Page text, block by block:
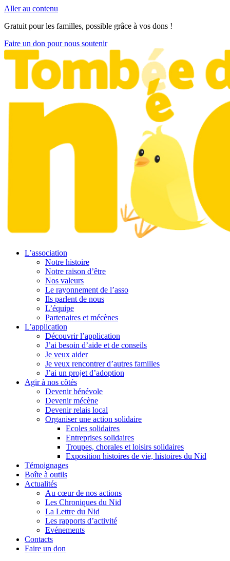
Aller au contenu
Gratuit pour les familles, possible grâce à vos dons !
Faire un don pour nous soutenir
L’association
Notre histoire
Notre raison d’être
Nos valeurs
Le rayonnement de l’asso
Ils parlent de nous
L’équipe
Partenaires et mécènes
L’application
Découvrir l’application
J’ai besoin d’aide et de conseils
Je veux aider
Je veux rencontrer d’autres familles
J’ai un projet d’adoption
Agir à nos côtés
Devenir bénévole
Devenir mécène
Devenir relais local
Organiser une action solidaire
Ecoles solidaires
Entreprises solidaires
Troupes, chorales et loisirs solidaires
Exposition histoires de vie, histoires du Nid
Témoignages
Boîte à outils
Actualités
Au cœur de nos actions
Les Chroniques du Nid
La Lettre du Nid
Les rapports d’activité
Evénements
Contacts
Faire un don